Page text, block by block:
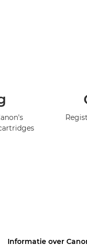
Informatie over